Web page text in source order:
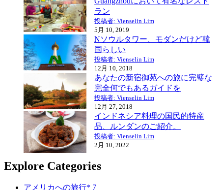
ラン
投稿者: Vienselin Lim
5月 10, 2019
Nソウルタワー、モダンだけど韓
国らしい
投稿者: Vienselin Lim
12月 10, 2018
あなたの新宿御苑への旅に完璧な
完全何でもあるガイドを
投稿者: Vienselin Lim
12月 27, 2018
インドネシア料理の国民的特産
品、ルンダンのご紹介。
投稿者: Vienselin Lim
2月 10, 2022
Explore Categories
アメリカへの旅行* 7